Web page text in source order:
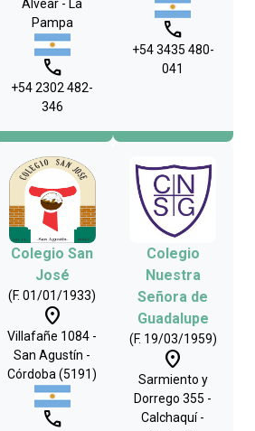
Alvear - La
Pampa
phone
+54 2302 482-
346
phone
+54 3435 480-
041
Colegio San
José
(F. 01/01/1933)
place
Villafañe 1084 -
San Agustín -
Córdoba (5191)
phone
Colegio
Nuestra
Señora de
Guadalupe
(F. 19/03/1959)
place
Sarmiento y
Dorrego 355 -
Calchaquí -